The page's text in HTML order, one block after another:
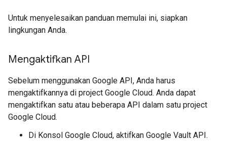
Untuk menyelesaikan panduan memulai ini, siapkan
lingkungan Anda.
Mengaktifkan API
Sebelum menggunakan Google API, Anda harus
mengaktifkannya di project Google Cloud. Anda dapat
mengaktifkan satu atau beberapa API dalam satu project
Google Cloud.
Di Konsol Google Cloud, aktifkan Google Vault API.